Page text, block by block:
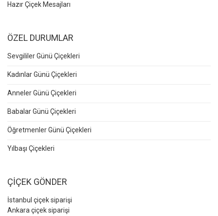
Hazır Çiçek Mesajları
ÖZEL DURUMLAR
Sevgililer Günü Çiçekleri
Kadınlar Günü Çiçekleri
Anneler Günü Çiçekleri
Babalar Günü Çiçekleri
Öğretmenler Günü Çiçekleri
Yılbaşı Çiçekleri
ÇİÇEK GÖNDER
İstanbul çiçek siparişi
Ankara çiçek siparişi